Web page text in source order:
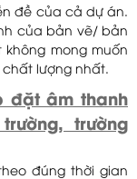
đề của cả dự án.
của bản vẽ/ bản
mong muốn
lượng nhất.
đặt âm thanh
trường
đúng thời gian